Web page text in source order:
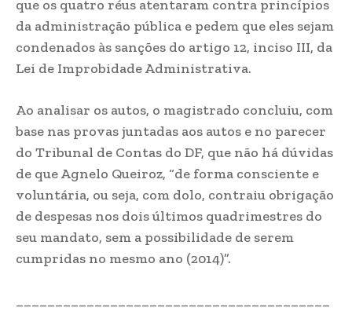
que os quatro réus atentaram contra princípios
da administração pública e pedem que eles sejam
condenados às sanções do artigo 12, inciso III, da
Lei de Improbidade Administrativa.
Ao analisar os autos, o magistrado concluiu, com
base nas provas juntadas aos autos e no parecer
do Tribunal de Contas do DF, que não há dúvidas
de que Agnelo Queiroz, “de forma consciente e
voluntária, ou seja, com dolo, contraiu obrigação
de despesas nos dois últimos quadrimestres do
seu mandato, sem a possibilidade de serem
cumpridas no mesmo ano (2014)”.